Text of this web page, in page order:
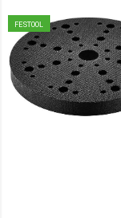
FESTOOL